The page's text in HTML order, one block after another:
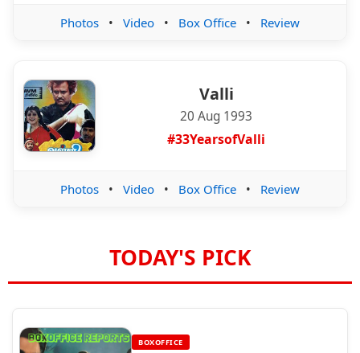
Photos • Video • Box Office • Review
Valli
20 Aug 1993
#33YearsofValli
Photos • Video • Box Office • Review
TODAY'S PICK
BOXOFFICE